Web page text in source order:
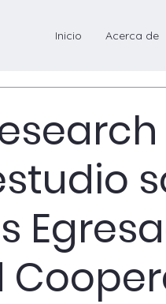
Inicio Acerca de